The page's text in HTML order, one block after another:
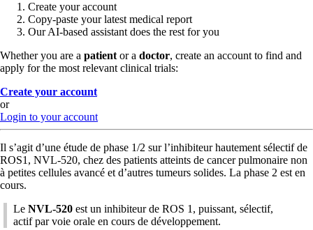
Create your account
Copy-paste your latest medical report
Our AI-based assistant does the rest for you
Whether you are a patient or a doctor, create an account to find and
apply for the most relevant clinical trials:
Create your account
or
Login to your account
Il s’agit d’une étude de phase 1/2 sur l’inhibiteur hautement sélectif de
ROS1, NVL-520, chez des patients atteints de cancer pulmonaire non
à petites cellules avancé et d’autres tumeurs solides. La phase 2 est en
cours.
LeNVL-520 est un inhibiteur de ROS 1, puissant, sélectif,
actif par voie orale en cours de développement.